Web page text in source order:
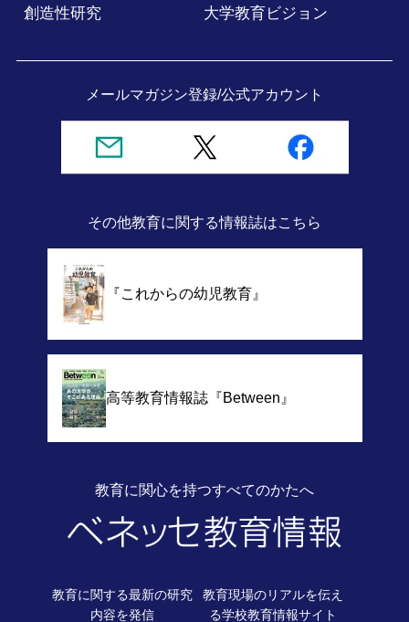
創造性研究
大学教育ビジョン
メールマガジン登録/公式アカウント
その他教育に関する情報誌はこちら
『これからの幼児教育』
高等教育情報誌『Between』
教育に関心を持つすべてのかたへ
教育に関する最新の研究
内容を発信
教育現場のリアルを伝え
る学校教育情報サイト